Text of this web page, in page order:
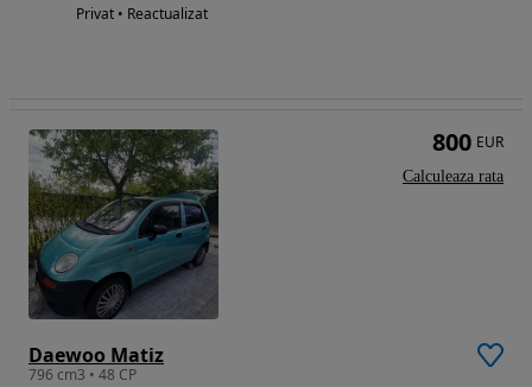
Privat • Reactualizat
Daewoo Matiz
796 cm3 • 48 CP
800 EUR
Calculeaza rata